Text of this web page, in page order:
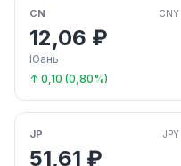
CN CNY
12,06 ₽
Юань
↑ 0,10 (0,80%)
JP JPY
51,61 ₽